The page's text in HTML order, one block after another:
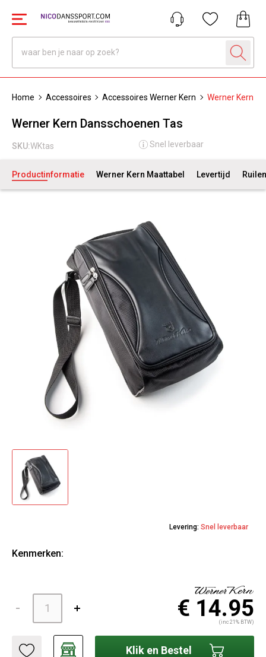
Home Accessoires Accessoires Werner Kern Werner Kern
Werner Kern Dansschoenen Tas
SKU:WKtas Snel leverbaar
Productinformatie Werner Kern Maattabel Levertijd
Levering: Snel leverbaar
Kenmerken:
€ 14.95
(inc 21% BTW)
Klik en Bestel